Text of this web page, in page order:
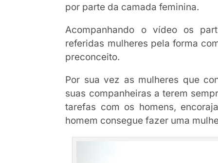
por parte da camada feminina.
Acompanhando o vídeo os
referidas mulheres pela forma
preconceito.
Por sua vez as mulheres que
suas companheiras a terem
tarefas com os homens,
homem consegue fazer uma